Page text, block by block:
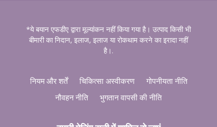
*ये बयान एफडीए द्वारा मूल्यांकन नहीं किया गया है। उत्पाद किसी भी
बीमारी का निदान, इलाज, इलाज या रोकथाम करने का इरादा नहीं
है।.
नियम और शर्तें चिकित्सा अस्वीकरण
गोपनीयता नीति
नौवहन नीति
भुगतान वापसी की नीति